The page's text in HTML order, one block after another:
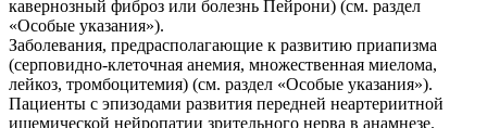
кавернозный фиброз или болезнь Пейрони) (см. раздел
«Особые указания»).
Заболевания, предрасполагающие к развитию приапизма
(серповидно-клеточная анемия, множественная миелома,
лейкоз, тромбоцитемия) (см. раздел «Особые указания»).
Пациенты с эпизодами развития передней неартериитной
ишемической нейропатии зрительного нерва в анамнезе.